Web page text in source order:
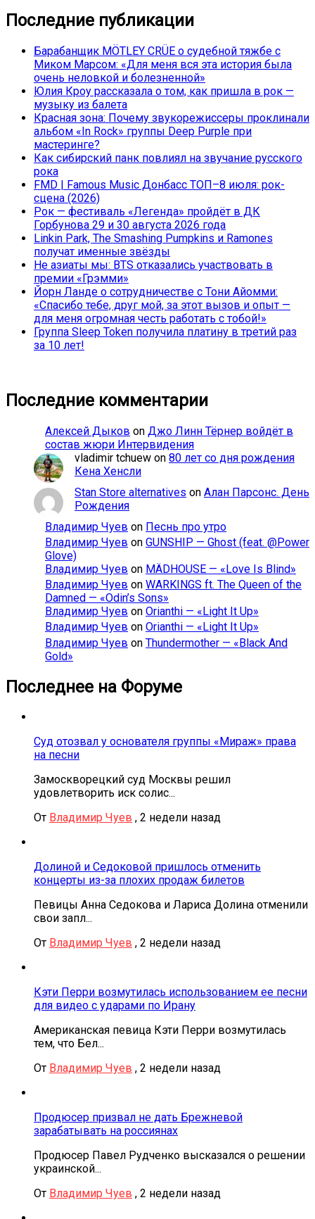
Последние публикации
Барабанщик MÖTLEY CRÜE о судебной тяжбе с
Миком Марсом: «Для меня вся эта история была
очень неловкой и болезненной»
Юлия Кроу рассказала о том, как пришла в рок —
музыку из балета
Красная зона: Почему звукорежиссеры проклинали
альбом «In Rock» группы Deep Purple при
мастеринге?
Как сибирский панк повлиял на звучание русского
рока
FMD | Famous Music Донбасс ТОП–8 июля: рок-
сцена (2026)
Рок — фестиваль «Легенда» пройдёт в ДК
Горбунова 29 и 30 августа 2026 года
Linkin Park, The Smashing Pumpkins и Ramones
получат именные звёзды
Не азиаты мы: BTS отказались участвовать в
премии «Грэмми»
Йорн Ланде о сотрудничестве с Тони Айомми:
«Спасибо тебе, друг мой, за этот вызов и опыт —
для меня огромная честь работать с тобой!»
Группа Sleep Token получила платину в третий раз
за 10 лет!
Последние комментарии
Алексей Дыков on Джо Линн Тёрнер войдёт в
состав жюри Интервидения
vladimir tchuew on 80 лет со дня рождения
Кена Хенсли
Stan Store alternatives on Алан Парсонс. День
Рождения
Владимир Чуев on Песнь про утро
Владимир Чуев on GUNSHIP — Ghost (feat. @Power
Glove)
Владимир Чуев on MÄDHOUSE — «Love Is Blind»
Владимир Чуев on WARKINGS ft. The Queen of the
Damned — «Odin’s Sons»
Владимир Чуев on Orianthi — «Light It Up»
Владимир Чуев on Orianthi — «Light It Up»
Владимир Чуев on Thundermother — «Black And
Gold»
Последнее на Форуме
Суд отозвал у основателя группы «Мираж» права
на песни
Замоскворецкий суд Москвы решил
удовлетворить иск солис...
От Владимир Чуев , 2 недели назад
Долиной и Седоковой пришлось отменить
концерты из-за плохих продаж билетов
Певицы Анна Седокова и Лариса Долина отменили
свои запл...
От Владимир Чуев , 2 недели назад
Кэти Перри возмутилась использованием ее песни
для видео с ударами по Ирану
Американская певица Кэти Перри возмутилась
тем, что Бел...
От Владимир Чуев , 2 недели назад
Продюсер призвал не дать Брежневой
зарабатывать на россиянах
Продюсер Павел Рудченко высказался о решении
украинской...
От Владимир Чуев , 2 недели назад